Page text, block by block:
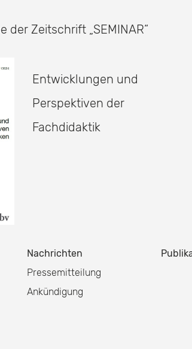
der Zeitschrift „SEMINAR“
Entwicklungen und
Perspektiven der
Fachdidaktik
Nachrichten
Pressemitteilung
Ankündigung